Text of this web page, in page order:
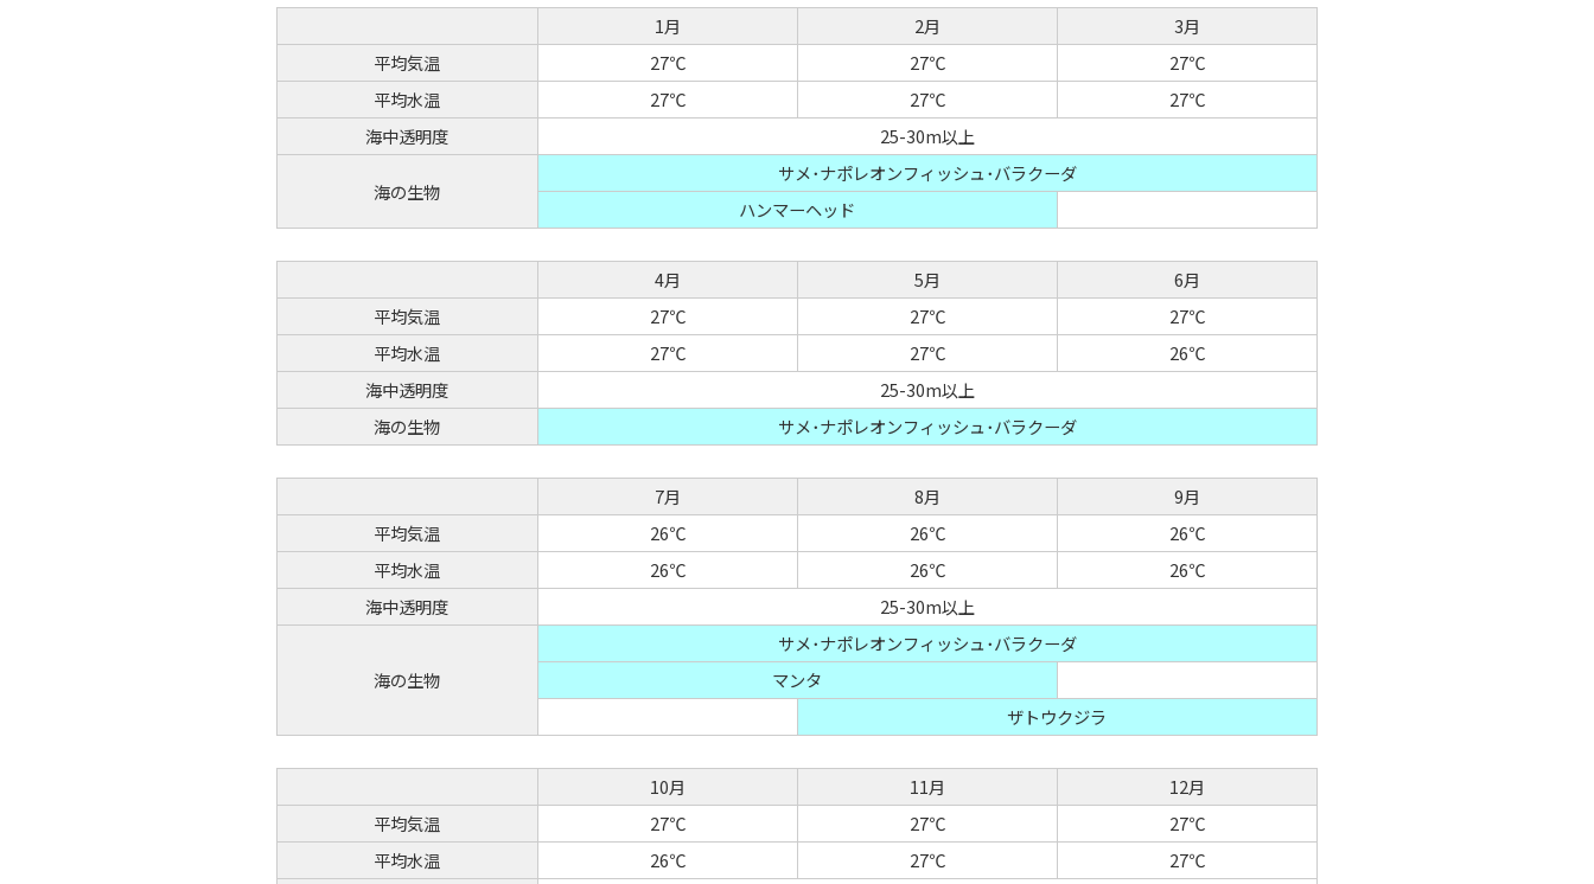
1月 2月
3月
平均気温
27℃ 27℃
27℃
平均水温
27℃ 27℃
27℃
海中透明度
25-30m以上
海の生物
サメ･ナポレオンフィッシュ･バラクーダ
ハンマーヘッド
4月 5月
6月
平均気温
27℃ 27℃
27℃
平均水温
27℃ 27℃
26℃
海中透明度
25-30m以上
海の生物
サメ･ナポレオンフィッシュ･バラクーダ
7月 8月
9月
平均気温
26℃ 26℃
26℃
平均水温
26℃ 26℃
26℃
海中透明度
25-30m以上
海の生物
サメ･ナポレオンフィッシュ･バラクーダ
マンタ
ザトウクジラ
10月 11月
12月
平均気温
27℃ 27℃
27℃
平均水温
26℃ 27℃
27℃